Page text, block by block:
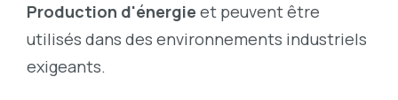
Production d'énergie et peuvent être
utilisés dans des environnements industriels
exigeants.